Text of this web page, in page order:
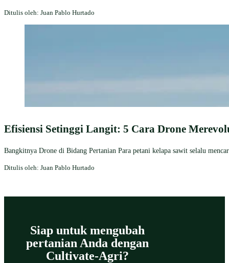
Ditulis oleh: Juan Pablo Hurtado
Efisiensi Setinggi Langit: 5 Cara Drone
Bangkitnya Drone di Bidang Pertanian Para petani kelapa sawit selalu
Ditulis oleh: Juan Pablo Hurtado
Siap untuk mengubah
pertanian Anda dengan
Cultivate-Agri?